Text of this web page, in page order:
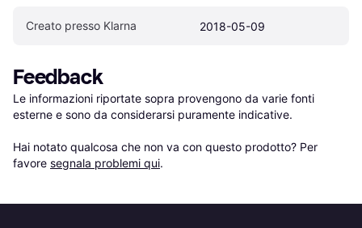
Creato presso Klarna 2018-05-09
Feedback
Le informazioni riportate sopra provengono da varie fonti
esterne e sono da considerarsi puramente indicative.
Hai notato qualcosa che non va con questo prodotto? Per
favore segnala problemi qui.